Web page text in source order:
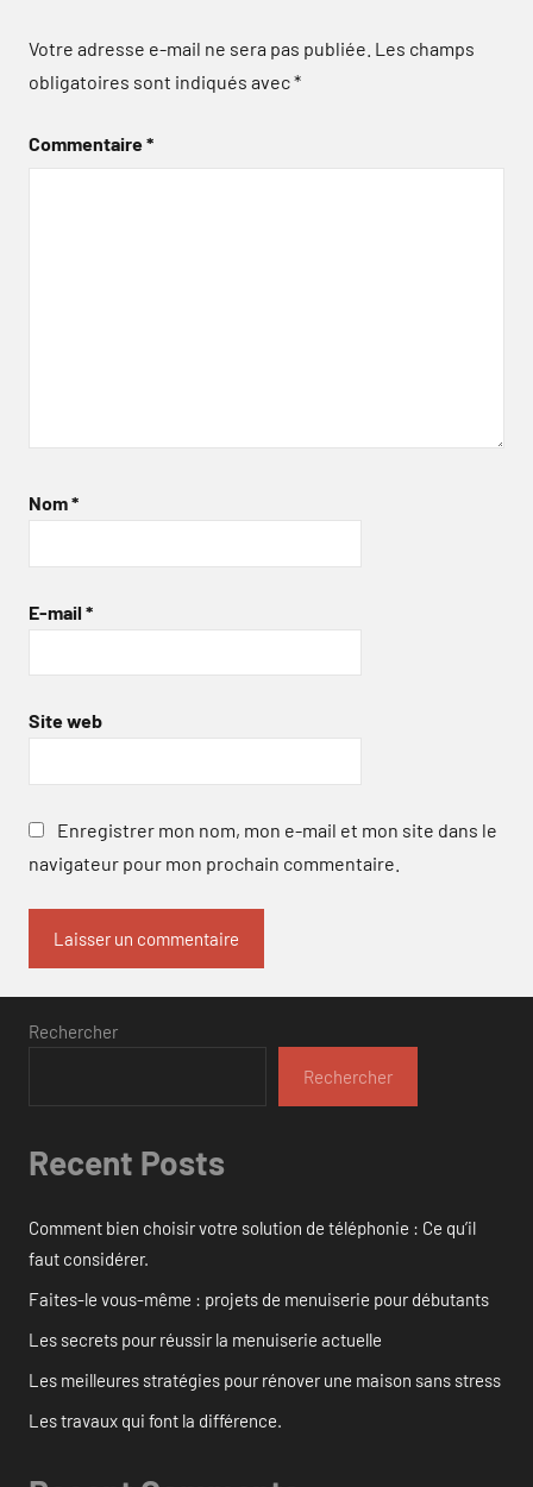
Votre adresse e-mail ne sera pas publiée. Les champs
obligatoires sont indiqués avec*
Commentaire*
Nom*
E-mail *
Site web
Enregistrer mon nom, mon e-mail et mon site dans le
navigateur pour mon prochain commentaire.
Rechercher
Rechercher
Recent Posts
Comment bien choisir votre solution de téléphonie : Ce qu’il
faut considérer.
Faites-le vous-même : projets de menuiserie pour débutants
Les secrets pour réussir la menuiserie actuelle
Les meilleures stratégies pour rénover une maison sans stress
Les travaux qui font la différence.